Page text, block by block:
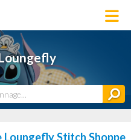
Loungefly Stitch Shoppe